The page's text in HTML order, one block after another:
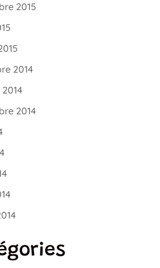
2015
2014
2014